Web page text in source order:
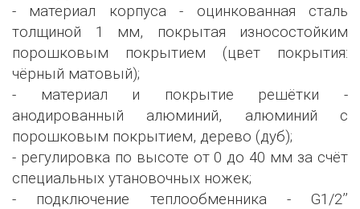
- материал корпуса - оцинкованная сталь
толщиной 1 мм, покрытая износостойким
порошковым покрытием (цвет покрытия:
чёрный матовый);
- материал и покрытие решётки -
анодированный алюминий, алюминий с
порошковым покрытием, дерево (дуб);
- регулировка по высоте от 0 до 40 мм за счёт
специальных утановочных ножек;
- подключение теплообменника - G1/2’’